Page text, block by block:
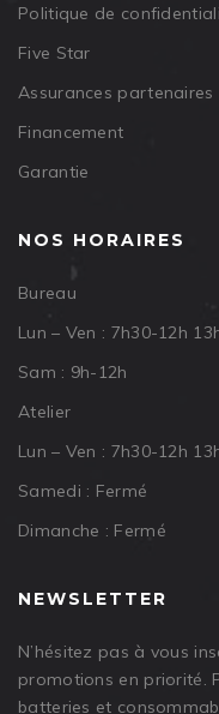
Politique de
Five Star
Assurances partenaires
Financement
Garantie
NOS HORAIRES
Bureau
Lun – Ven : 7h30-12h
Sam : 9h-12h
Atelier
Lun – Ven : 7h30-12h
Samedi : Fermé
Dimanche : Fermé
NEWSLETTER
N’hésitez pas à vous
promotions en priorité.
batteries et